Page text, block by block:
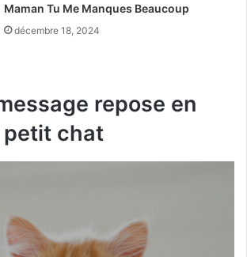
Maman Tu Me Manques Beaucoup
décembre 18, 2024
repose en
petit chat